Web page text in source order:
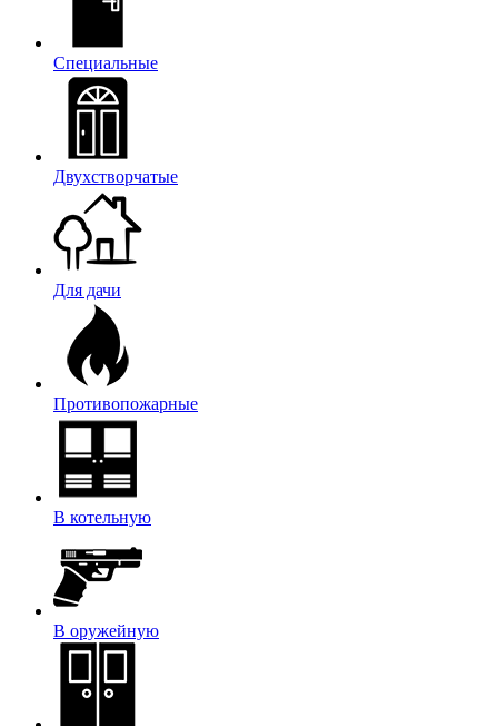
Специальные
Двухстворчатые
Для дачи
Противопожарные
В котельную
В оружейную